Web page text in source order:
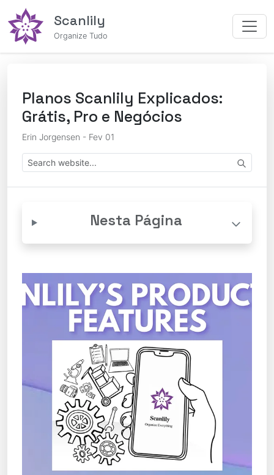
Scanlily
Organize Tudo
Planos Scanlily Explicados:
Grátis, Pro e Negócios
Erin Jorgensen - Fev 01
Nesta Página